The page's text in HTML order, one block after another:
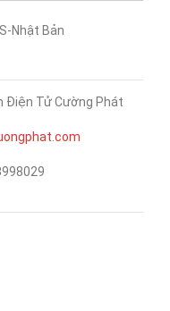
Nhật Bản
Điện Tử Cường Phát